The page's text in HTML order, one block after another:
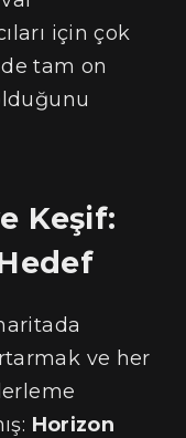
için çok
tam on
Keşif:
ve her
Horizon